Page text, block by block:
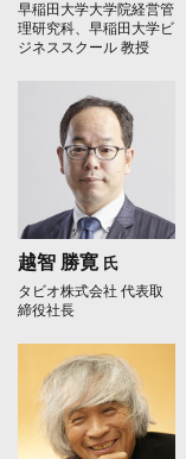
早稲田大学大学院経営管
理研究科、早稲田大学ビ
ジネススクール 教授
越智 勝寛 氏
タビオ株式会社 代表取
締役社長